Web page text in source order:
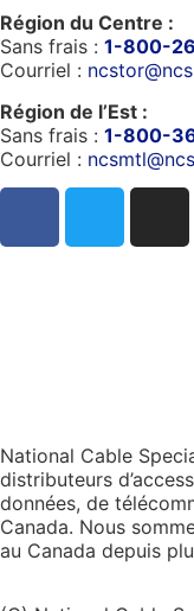
Région du Centre :
Sans frais : 1-800-
Courriel :
Région de l’Est :
Sans frais : 1-800-
Courriel :
National Cable
distributeurs
données, de
Canada. Nous
au Canada depuis